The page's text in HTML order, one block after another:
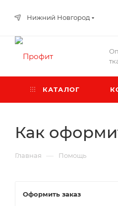
Нижний Новгород
КАТАЛОГ
Как
Главная — Помощь
Оформить заказ